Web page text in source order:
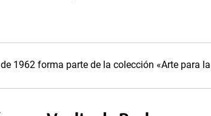
1962 forma parte de la colección «Arte para